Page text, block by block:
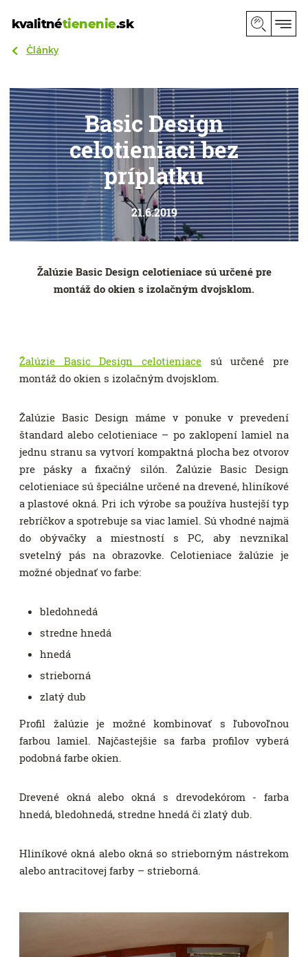
kvalitnétienenie.sk
Články
Basic Design
celotieniaci bez
príplatku
21.6.2019
Žalúzie Basic Design celotieniace sú určené pre
montáž do okien s izolačným dvojsklom.
Žalúzie Basic Design celotieniace sú určené pre
montáž do okien s izolačným dvojsklom.
Žalúzie Basic Design máme v ponuke v prevedení
štandard alebo celotieniace – po zaklopení lamiel na
jednu stranu sa vytvorí kompaktná plocha bez otvorov
pre pásky a fixačný silón. Žalúzie Basic Design
celotieniace sú špeciálne určené na drevené, hliníkové
a plastové okná. Pri ich výrobe sa používa hustejší typ
rebríčkov a spotrebuje sa viac lamiel. Sú vhodné najmä
do obývačky a miestností s PC, aby nevznikal
svetelný pás na obrazovke. Celotieniace žalúzie je
možné objednať vo farbe:
bledohnedá
stredne hnedá
hnedá
strieborná
zlatý dub
Profil žalúzie je možné kombinovať s ľubovoľnou
farbou lamiel. Najčastejšie sa farba profilov vyberá
podobná farbe okien.
Drevené okná alebo okná s drevodekórom - farba
hnedá, bledohnedá, stredne hnedá či zlatý dub.
Hliníkové okná alebo okná so strieborným nástrekom
alebo antracitovej farby – strieborná.